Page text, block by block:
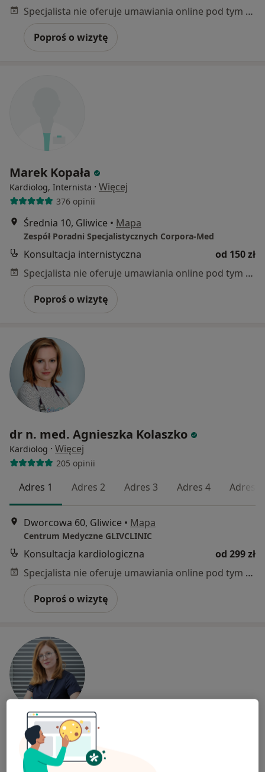
Specjalista nie oferuje umawiania online pod tym adresem.
Poproś o wizytę
Marek Kopała
Kardiolog, Internista · Więcej
376 opinii
Średnia 10, Gliwice • Mapa
Zespół Poradni Specjalistycznych Corpora-Med
Konsultacja internistyczna
od 150 zł
Specjalista nie oferuje umawiania online pod tym adresem.
Poproś o wizytę
dr n. med. Agnieszka Kolaszko
Kardiolog · Więcej
205 opinii
Adres 1 Adres 2 Adres 3 Adres 4 Adres 5
Dworcowa 60, Gliwice • Mapa
Centrum Medyczne GLIVCLINIC
Konsultacja kardiologiczna
od 299 zł
Specjalista nie oferuje umawiania online pod tym adresem.
Poproś o wizytę
lek. Danuta Wolf
Kardiolog Więcej
196 opinii